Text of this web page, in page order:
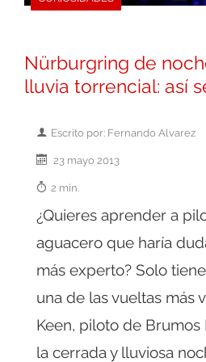
Nürburgring de
lluvia torrencial: así
Escrito por: Fernando Alvarez
23 mayo 2013
2 min.
¿Quieres aprender a
aguacero que haría
más experto? Solo
una de las vueltas más
Keen, piloto de
la cerrada y lluviosa